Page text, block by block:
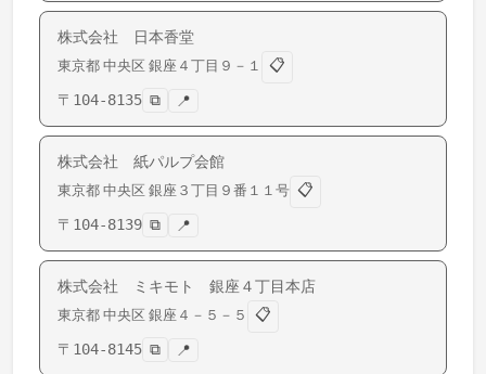
株式会社 日本香堂
東京都 中央区 銀座 ４丁目９－１
📋
〒 104-8135 ⧉ 📍
株式会社 紙パルプ会館
東京都 中央区 銀座 ３丁目９番１１号 📋
〒 104-8139 ⧉ 📍
株式会社 ミキモト 銀座４丁目本店
東京都 中央区 銀座 ４－５－５
📋
〒 104-8145 ⧉ 📍